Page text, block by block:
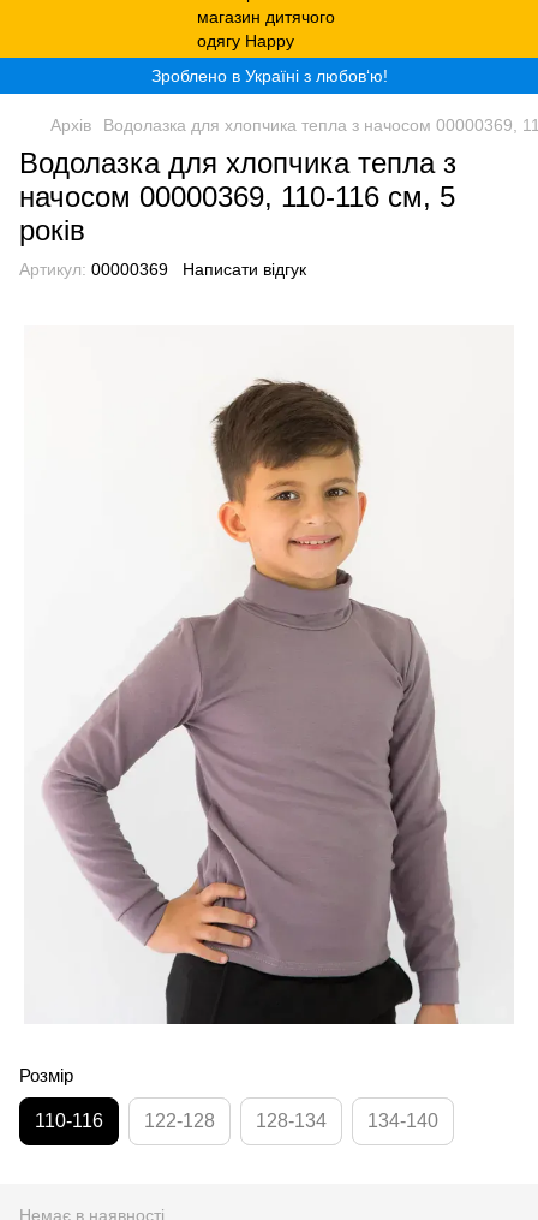
Зроблено в Україні з любов‘ю!
Архів Водолазка для хлопчика тепла з начосом 00000369,
Водолазка для хлопчика тепла з
начосом 00000369, 110-116 см, 5
років
Артикул: 00000369 Написати відгук
Розмір
110-116 122-128 128-134 134-140
Немає в наявності